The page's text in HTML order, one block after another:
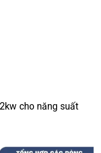
cho năng suất